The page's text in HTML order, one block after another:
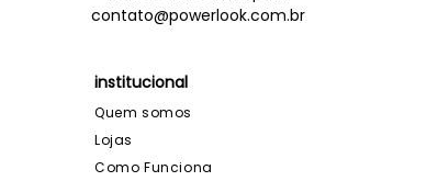
contato@powerlook.com.br
institucional
Quem somos
Lojas
Como Funciona